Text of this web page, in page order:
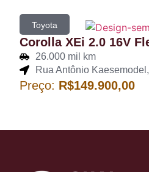
Toyota
Corolla XEi 2.0 16V
26.000 mil km
Rua Antônio
Preço: R$149.900,00